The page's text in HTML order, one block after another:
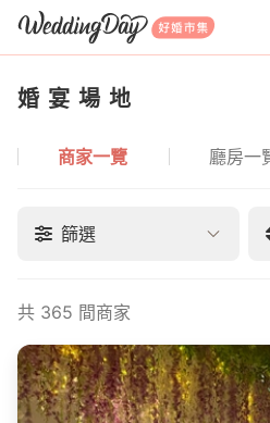
WeddingDay 好
婚宴場地
婚宴場地導覽
商家一覽 廳房一
篩選
共 365 間商家